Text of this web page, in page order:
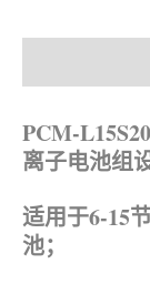
PCM-
离子电池组
适用于6-15
池；